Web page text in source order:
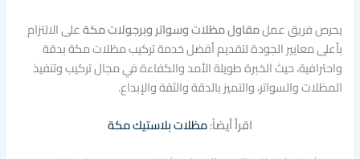
يحرص فريق عملمقاول مظلات وسواتر وبرجولات مكةعلى الالتزام
بأعلى معايير الجودة لتقديم أفضل خدمة تركيب مظلات مكة بدقة
واحترافية، حيث الخبرة طويلة الأمد والكفاءة في مجال تركيب وتنفيذ
المظلات والسواتر، والتميز بالدقة والثقة والإبداع.
اقرأ أيضاً:مظلات بلاستيك مكة